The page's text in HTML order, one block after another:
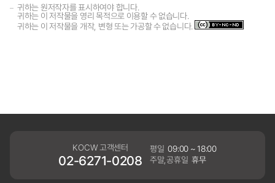
귀하는 원저작자를 표시하여야 합니다.
귀하는 이 저작물을 영리 목적으로 이용할 수 없습니다.
귀하는 이 저작물을 개작, 변형 또는 가공할 수 없습니다.
KOCW 고객센터
02-6271-0208
평일 09:00 ~ 18:00
주말,공휴일 휴무